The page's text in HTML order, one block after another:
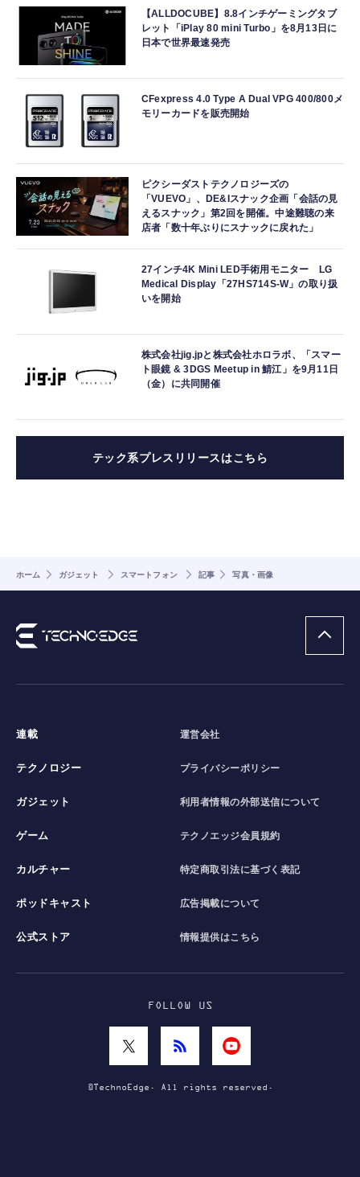
【ALLDOCUBE】8.8インチゲーミングタブ
レット「iPlay 80 mini Turbo」を8月13日に
日本で世界最速発売
CFexpress 4.0 Type A Dual VPG 400/800メ
モリーカードを販売開始
ピクシーダストテクノロジーズの
「VUEVO」、DE&Iスナック企画「会話の見
えるスナック」第2回を開催。中途難聴の来
店者「数十年ぶりにスナックに戻れた」
27インチ4K Mini LED手術用モニター LG
Medical Display「27HS714S-W」の取り扱
いを開始
株式会社jig.jpと株式会社ホロラボ、「スマー
ト眼鏡 & 3DGS Meetup in 鯖江」を9月11日
（金）に共同開催
テック系プレスリリースはこちら
ホーム ガジェット スマートフォン 記事 写真・画像
連載
テクノロジー
ガジェット
ゲーム
カルチャー
ポッドキャスト
公式ストア
運営会社
プライバシーポリシー
利用者情報の外部送信について
テクノエッジ会員規約
特定商取引法に基づく表記
広告掲載について
情報提供はこちら
FOLLOW US
©TechnoEdge. All rights reserved.